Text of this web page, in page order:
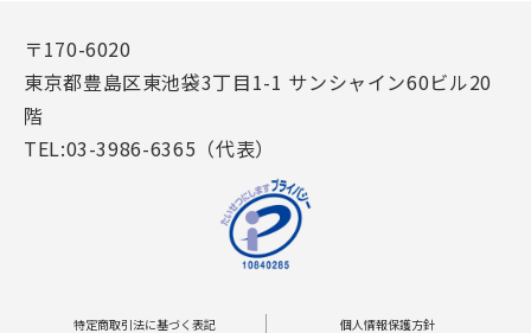
〒170-6020
東京都豊島区東池袋3丁目1-1 サンシャイン60ビル20
階
TEL:03-3986-6365（代表）
特定商取引法に基づく表記 個人情報保護方針